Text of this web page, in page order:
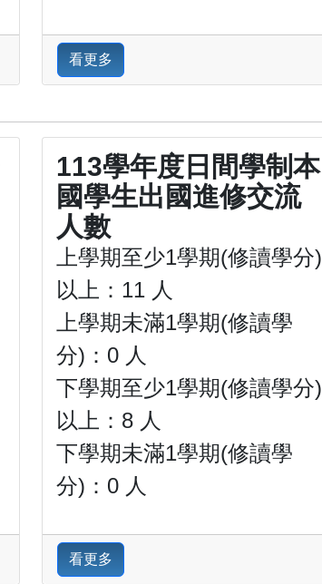
看更多
113學年度日間學制本
國學生出國進修交流
人數
上學期至少1學期(修讀學分)
以上：11 人
上學期未滿1學期(修讀學
分)：0 人
下學期至少1學期(修讀學分)
以上：8 人
下學期未滿1學期(修讀學
分)：0 人
看更多